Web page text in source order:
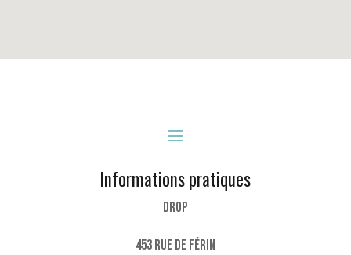
Informations pratiques
DROP
453 rue de Férin